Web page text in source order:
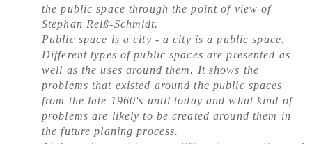
the public space through the point of view of
Stephan Reiß-Schmidt.
Public space is a city - a city is a public space.
Different types of public spaces are presented as
well as the uses around them. It shows the
problems that existed around the public spaces
from the late 1960's until today and what kind of
problems are likely to be created around them in
the future planing process.